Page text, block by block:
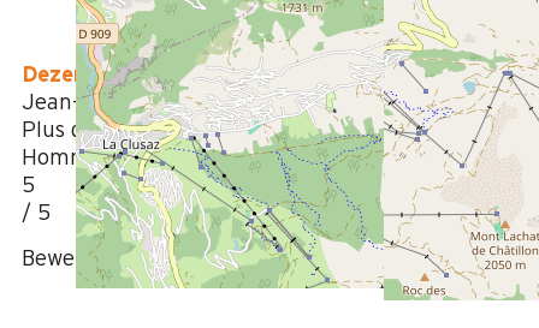
Dezember 2019
Jean-Paul
Plus de 50 ans
Homme
5
/ 5
Bewertung geschrieben am 26/12/2019